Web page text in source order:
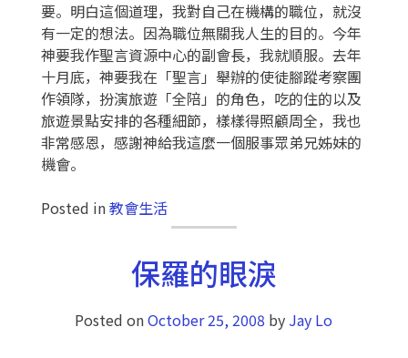
要。明白這個道理，我對自己在機構的職位，就沒
有一定的想法。因為職位無關我人生的目的。今年
神要我作聖言資源中心的副會長，我就順服。去年
十月底，神要我在「聖言」舉辦的使徒腳蹤考察團
作領隊，扮演旅遊「全陪」的角色，吃的住的以及
旅遊景點安排的各種細節，樣樣得照顧周全，我也
非常感恩，感謝神給我這麼一個服事眾弟兄姊妹的
機會。
Posted in教會生活
保羅的眼淚
Posted onOctober 25, 2008 by Jay Lo